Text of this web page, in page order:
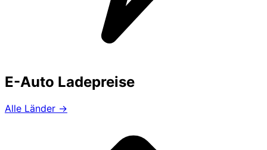
E-Auto Ladepreise
Alle Länder →